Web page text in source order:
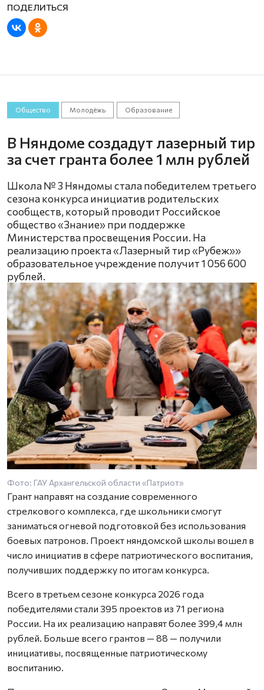
Общество Молодёжь Образование
В Няндоме создадут лазерный тир
за счет гранта более 1 млн рублей
Школа № 3 Няндомы стала победителем третьего
сезона конкурса инициатив родительских
сообществ, который проводит Российское
общество «Знание» при поддержке
Министерства просвещения России. На
реализацию проекта «Лазерный тир «Рубеж»»
образовательное учреждение получит 1 056 600
рублей.
Фото: ГАУ Архангельской области «Патриот»
Грант направят на создание современного
стрелкового комплекса, где школьники смогут
заниматься огневой подготовкой без использования
боевых патронов. Проект няндомской школы вошел в
число инициатив в сфере патриотического воспитания,
получивших поддержку по итогам конкурса.
Всего в третьем сезоне конкурса 2026 года
победителями стали 395 проектов из 71 региона
России. На их реализацию направят более 399,4 млн
рублей. Больше всего грантов — 88 — получили
инициативы, посвященные патриотическому
воспитанию.